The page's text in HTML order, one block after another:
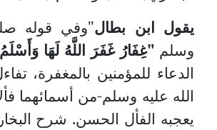
يقول ابن بطال"وفي قوله
وسلم "غِفَارُ غَفَرَ اللَّهُ لَهَا
الدعاء للمؤمنين بالمغفرة،
الله عليه وسلم-من أسمائهما
يعجبه الفأل الحسن. شرح